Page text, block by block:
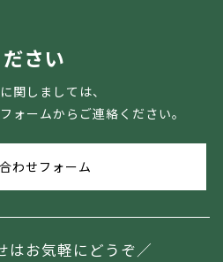
さい
関しましては、
ォームからご連絡ください。
わせフォーム
はお気軽にどうぞ